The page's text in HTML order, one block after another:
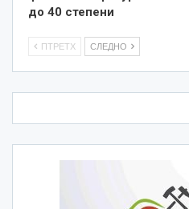
до 40 степени
ПТРЕТХ СЛЕДНО